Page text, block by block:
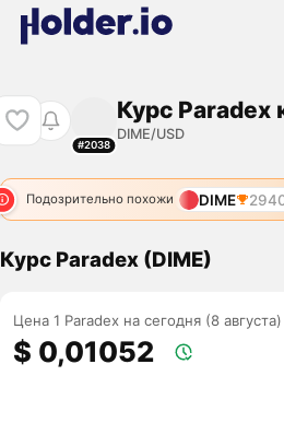
#2038
Курс Paradex
DIME/USD
Подозрительно похожи DIME
Курс Paradex (DIME)
Цена 1 Paradex на сегодня (8 августа)
$ 0,01052